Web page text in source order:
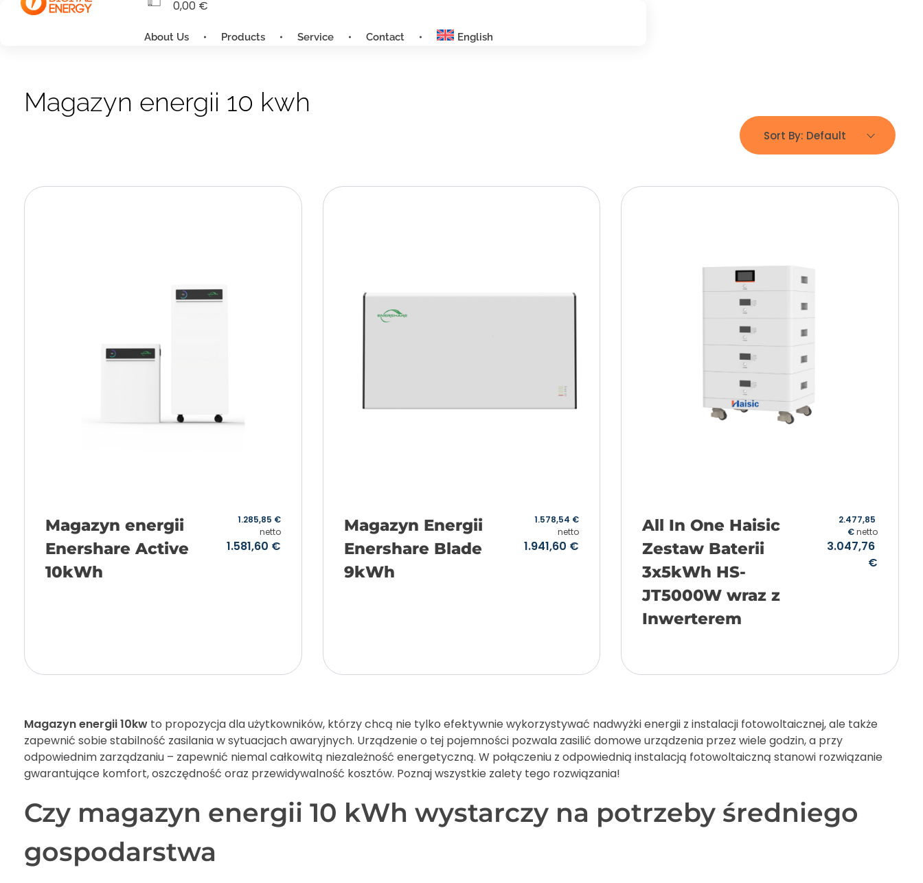
0,00 €
About Us Products Service Contact English
Magazyn energii 10 kwh
Sort By: Default
Magazyn energii
Enershare Active
10kWh
1.581,60 €
1.285,85 €
netto
Magazyn Energii
Enershare Blade
9kWh
1.941,60 €
1.578,54 €
netto
All In One Haisic
Zestaw Baterii
3x5kWh HS-
JT5000W wraz z
Inwerterem
3.047,76
€
2.477,85
€netto
Magazyn energii 10kw to propozycja dla użytkowników, którzy chcą nie tylko efektywnie wykorzystywać nadwyżki energii z instalacji fotowoltaicznej, ale także
zapewnić sobie stabilność zasilania w sytuacjach awaryjnych. Urządzenie o tej pojemności pozwala zasilić domowe urządzenia przez wiele godzin, a przy
odpowiednim zarządzaniu – zapewnić niemal całkowitą niezależność energetyczną. W połączeniu z odpowiednią instalacją fotowoltaiczną stanowi rozwiązanie
gwarantujące komfort, oszczędność oraz przewidywalność kosztów. Poznaj wszystkie zalety tego rozwiązania!
Czy magazyn energii 10 kWh wystarczy na potrzeby średniego
gospodarstwa